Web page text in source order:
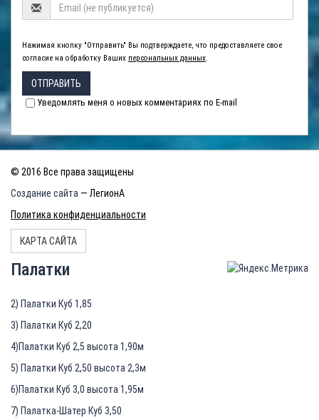
Нажимая кнопку "Отправить" Вы подтверждаете, что предоставляете свое
согласие на обработку Ваших персональных данных.
ОТПРАВИТЬ
Уведомлять меня о новых комментариях по E-mail
© 2016 Все права защищены
Создание сайта — ЛегионА
Политика конфиденциальности
КАРТА САЙТА
Палатки
2) Палатки Куб 1,85
3) Палатки Куб 2,20
4)Палатки Куб 2,5 высота 1,90м
5) Палатки Куб 2,50 высота 2,3м
6)Палатки Куб 3,0 высота 1,95м
7) Палатка-Шатер Куб 3,50